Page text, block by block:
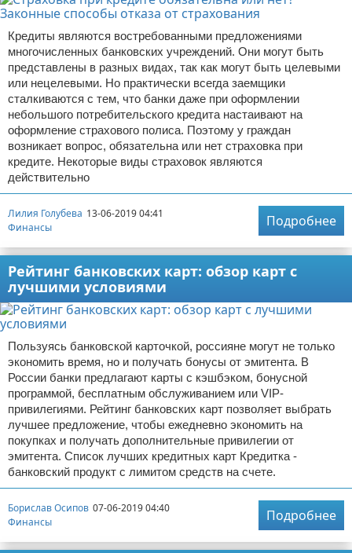
Кредиты являются востребованными предложениями
многочисленных банковских учреждений. Они могут быть
представлены в разных видах, так как могут быть целевыми
или нецелевыми. Но практически всегда заемщики
сталкиваются с тем, что банки даже при оформлении
небольшого потребительского кредита настаивают на
оформление страхового полиса. Поэтому у граждан
возникает вопрос, обязательна или нет страховка при
кредите. Некоторые виды страховок являются
действительно
Лилия Голубева 13-06-2019 04:41
Финансы
Подробнее
Рейтинг банковских карт: обзор карт с
лучшими условиями
Пользуясь банковской карточкой, россияне могут не только
экономить время, но и получать бонусы от эмитента. В
России банки предлагают карты с кэшбэком, бонусной
программой, бесплатным обслуживанием или VIP-
привилегиями. Рейтинг банковских карт позволяет выбрать
лучшее предложение, чтобы ежедневно экономить на
покупках и получать дополнительные привилегии от
эмитента. Список лучших кредитных карт Кредитка -
банковский продукт с лимитом средств на счете.
Борислав Осипов 07-06-2019 04:40
Финансы
Подробнее